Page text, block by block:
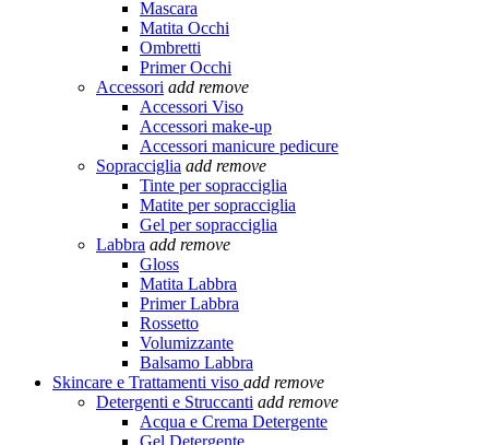
Mascara
Matita Occhi
Ombretti
Primer Occhi
Accessori add remove
Accessori Viso
Accessori make-up
Accessori manicure pedicure
Sopracciglia add remove
Tinte per sopracciglia
Matite per sopracciglia
Gel per sopracciglia
Labbra add remove
Gloss
Matita Labbra
Primer Labbra
Rossetto
Volumizzante
Balsamo Labbra
Skincare e Trattamenti viso add remove
Detergenti e Struccanti add remove
Acqua e Crema Detergente
Gel Detergente